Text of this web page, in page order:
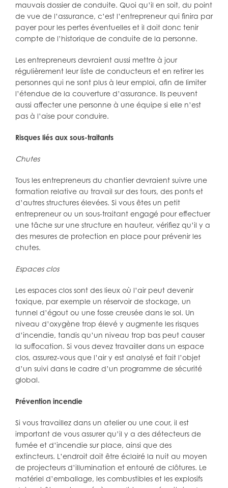
mauvais dossier de conduite. Quoi qu’il en soit, du point
de vue de l’assurance, c’est l’entrepreneur qui finira par
payer pour les pertes éventuelles et il doit donc tenir
compte de l’historique de conduite de la personne.
Les entrepreneurs devraient aussi mettre à jour
régulièrement leur liste de conducteurs et en retirer les
personnes qui ne sont plus à leur emploi, afin de limiter
l’étendue de la couverture d’assurance. Ils peuvent
aussi affecter une personne à une équipe si elle n’est
pas à l’aise pour conduire.
Risques liés aux sous-traitants
Chutes
Tous les entrepreneurs du chantier devraient suivre une
formation relative au travail sur des tours, des ponts et
d’autres structures élevées. Si vous êtes un petit
entrepreneur ou un sous-traitant engagé pour effectuer
une tâche sur une structure en hauteur, vérifiez qu’il y a
des mesures de protection en place pour prévenir les
chutes.
Espaces clos
Les espaces clos sont des lieux où l’air peut devenir
toxique, par exemple un réservoir de stockage, un
tunnel d’égout ou une fosse creusée dans le sol. Un
niveau d’oxygène trop élevé y augmente les risques
d’incendie, tandis qu’un niveau trop bas peut causer
la suffocation. Si vous devez travailler dans un espace
clos, assurez-vous que l’air y est analysé et fait l’objet
d’un suivi dans le cadre d’un programme de sécurité
global.
Prévention incendie
Si vous travaillez dans un atelier ou une cour, il est
important de vous assurer qu’il y a des détecteurs de
fumée et d’incendie sur place, ainsi que des
extincteurs. L’endroit doit être éclairé la nuit au moyen
de projecteurs d’illumination et entouré de clôtures. Le
matériel d’emballage, les combustibles et les explosifs